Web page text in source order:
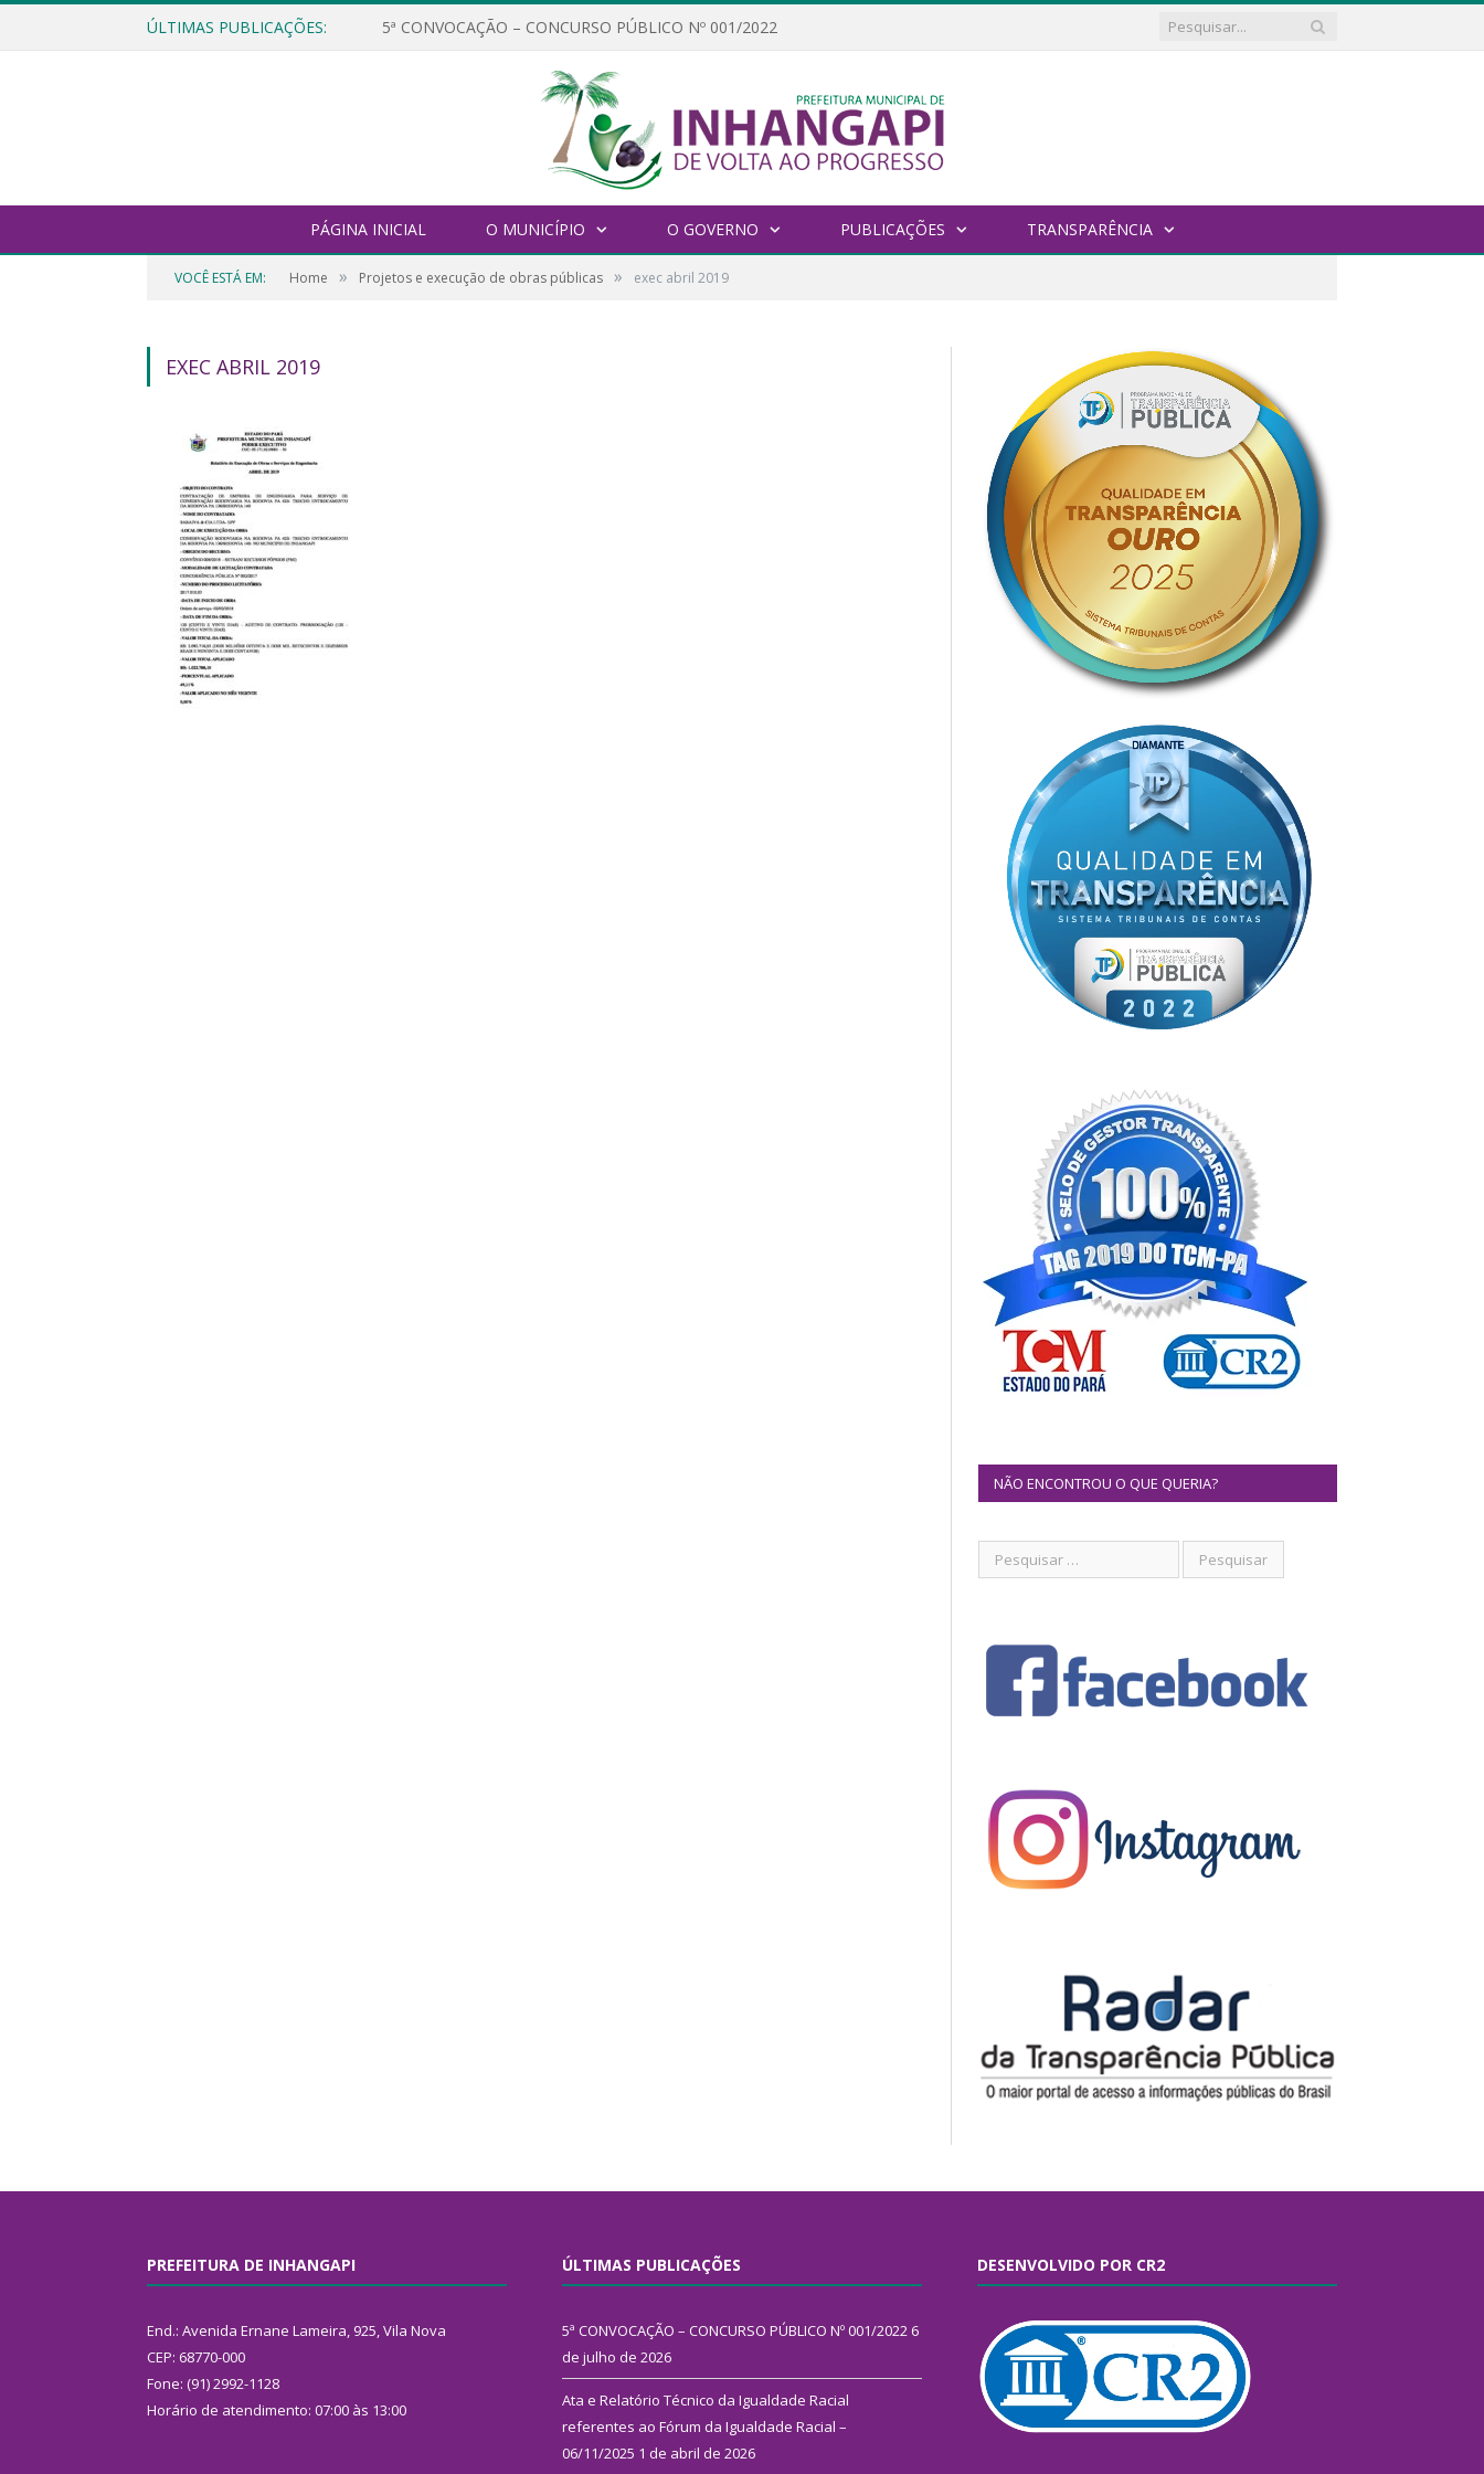
ÚLTIMAS PUBLICAÇÕES: 5ª CONVOCAÇÃO – CONCURSO PÚBLICO Nº 001/2022
PÁGINA INICIAL O MUNICÍPIO O GOVERNO PUBLICAÇÕES TRANSPARÊNCIA
VOCÊ ESTÁ EM: Home » Projetos e execução de obras públicas » exec abril 2019
EXEC ABRIL 2019
NÃO ENCONTROU O QUE QUERIA?
PREFEITURA DE INHANGAPI
End.: Avenida Ernane Lameira, 925, Vila Nova
CEP: 68770-000
Fone: (91) 2992-1128
Horário de atendimento: 07:00 às 13:00
ÚLTIMAS PUBLICAÇÕES
5ª CONVOCAÇÃO – CONCURSO PÚBLICO Nº 001/2022 6
de julho de 2026
Ata e Relatório Técnico da Igualdade Racial
referentes ao Fórum da Igualdade Racial –
06/11/2025 1 de abril de 2026
DESENVOLVIDO POR CR2